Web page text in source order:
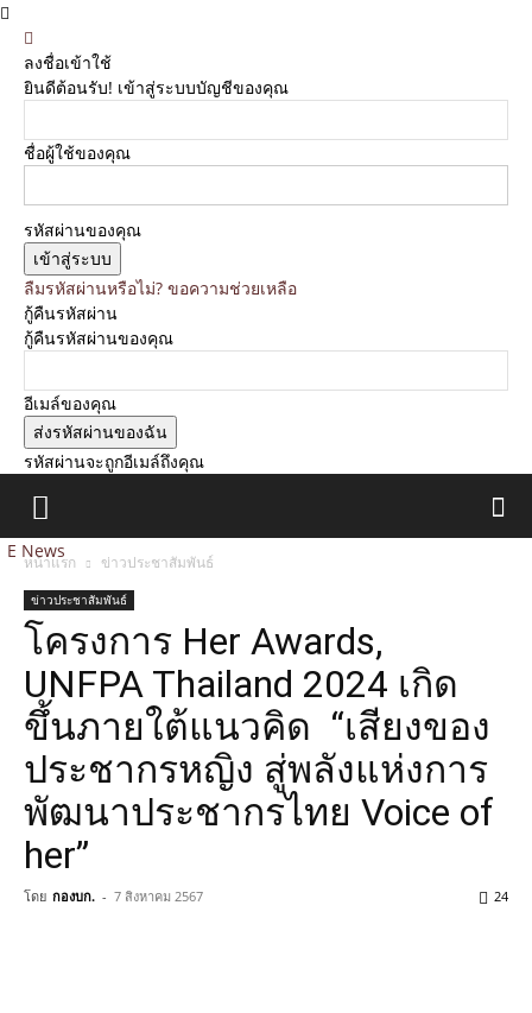
ลงชื่อเข้าใช้
ยินดีต้อนรับ! เข้าสู่ระบบบัญชีของคุณ
ชื่อผู้ใช้ของคุณ
รหัสผ่านของคุณ
ลืมรหัสผ่านหรือไม่? ขอความช่วยเหลือ
กู้คืนรหัสผ่าน
กู้คืนรหัสผ่านของคุณ
อีเมล์ของคุณ
รหัสผ่านจะถูกอีเมล์ถึงคุณ
E News
หน้าแรก ข่าวประชาสัมพันธ์
ข่าวประชาสัมพันธ์
โครงการ Her Awards,
UNFPA Thailand 2024 เกิด
ขึ้นภายใต้แนวคิด “เสียงของ
ประชากรหญิง สู่พลังแห่งการ
พัฒนาประชากรไทย Voice of
her”
โดย กองบก. - 7 สิงหาคม 2567 24